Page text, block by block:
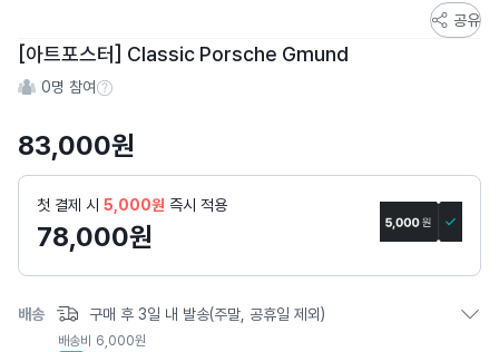
토
어
스
리
상
지
공유
[아트포스터] Classic Porsche Gmund
0명 참여참여 수 정보
83,000원
첫 결제 시 5,000원 즉시 적용
78,000원
배송 구매 후 3일 내 발송(주말, 공휴일 제외)
배송비 6,000원